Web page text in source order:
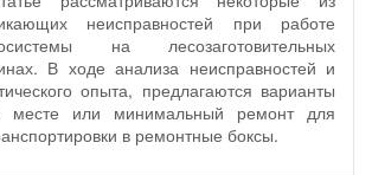
неисправностей при работе
на лесозаготовительных
В ходе анализа неисправностей и
опыта, предлагаются варианты
месте или минимальный ремонт для
в ремонтные боксы.